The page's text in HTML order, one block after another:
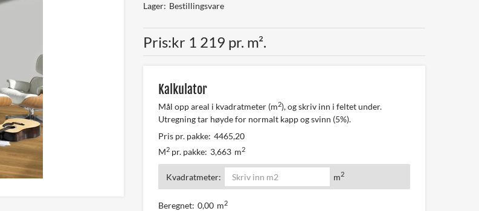
Lager Bestillingsvare
Pris kr 1 219 pr. m².
Kalkulator
Mål opp areal i kvadratmeter (m2), og skriv inn i feltet under.
Utregning tar høyde for normalt kapp og svinn (5%).
Pris pr. pakke: 4465,20
M2pr. pakke: 3,663 m2
Kvadratmeter: m2
Beregnet: 0,00 m2